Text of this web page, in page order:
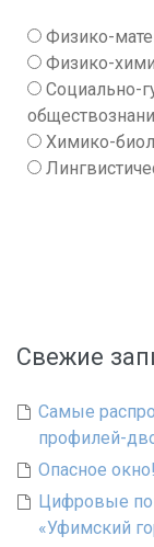
Физико-
Физико-
Социально-
Химико-
Свежие
Самые
профилей-
Опасное
Цифровые
«Уфимский